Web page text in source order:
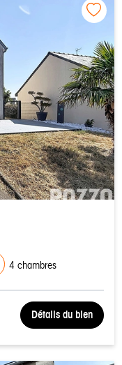
4 chambres
Détails du bien